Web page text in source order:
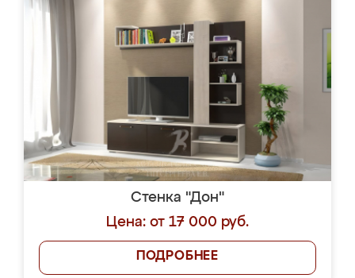
Стенка "Дон"
Цена: от 17 000 руб.
ПОДРОБНЕЕ